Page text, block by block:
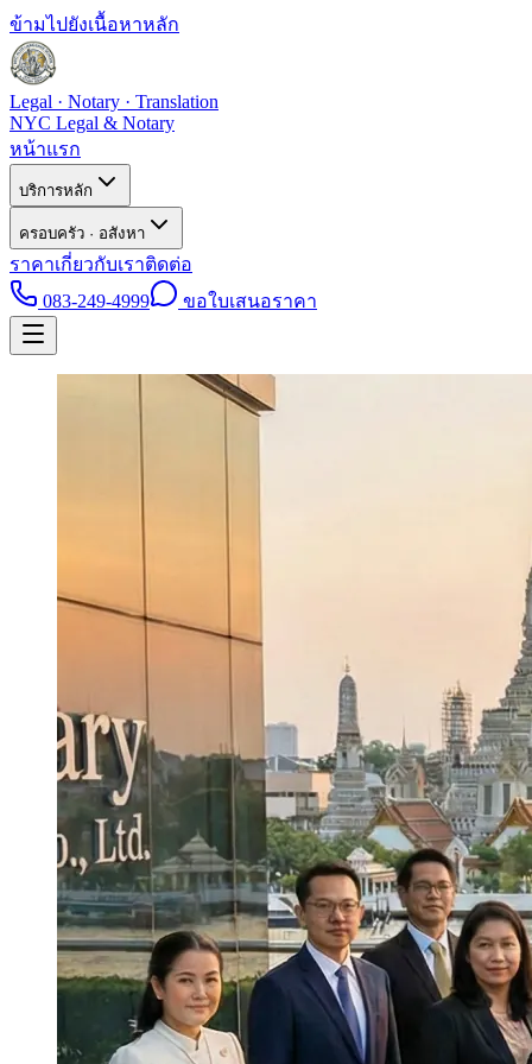
ข้ามไปยังเนื้อหาหลัก
Legal · Notary · Translation
NYC Legal & Notary
หน้าแรก
บริการหลัก
ครอบครัว · อสังหา
ราคาเกี่ยวกับเราติดต่อ
083-249-4999
ขอใบเสนอราคา